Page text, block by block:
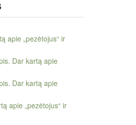
apie „pezėtojus“ ir
Dar kartą apie
Dar kartą apie
apie „pezėtojus“ ir